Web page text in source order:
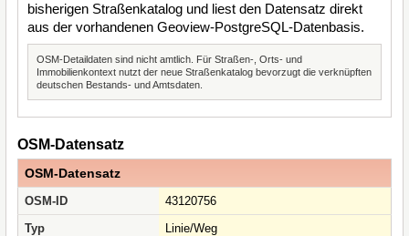
bisherigen Straßenkatalog und liest den Datensatz direkt
aus der vorhandenen Geoview-PostgreSQL-Datenbasis.
OSM-Detaildaten sind nicht amtlich. Für Straßen-, Orts- und
Immobilienkontext nutzt der neue Straßenkatalog bevorzugt die verknüpften
deutschen Bestands- und Amtsdaten.
OSM-Datensatz
OSM-Datensatz
OSM-ID
43120756
Typ
Linie/Weg